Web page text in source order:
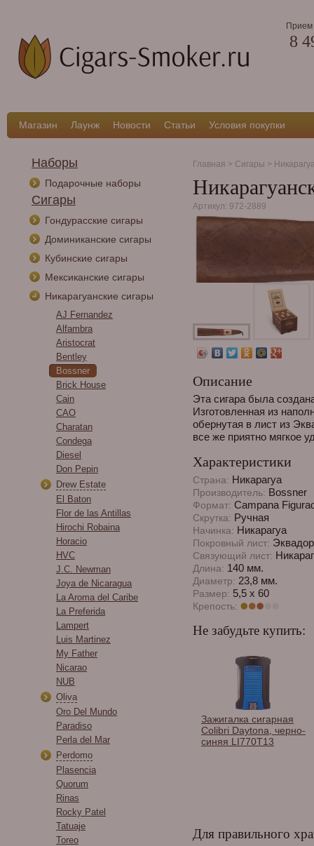
Прием
8
Магазин Лаунж Новости Статьи Условия покупки
Наборы
Подарочные наборы
Сигары
Гондурасские сигары
Доминиканские сигары
Кубинские сигары
Мексиканские сигары
Никарагуанские сигары
AJ Fernandez
Alfambra
Aristocrat
Bentley
Bossner
Brick House
Cain
CAO
Charatan
Condega
Diesel
Don Pepin
Drew Estate
El Baton
Flor de las Antillas
Hirochi Robaina
Horacio
HVC
J.C. Newman
Joya de Nicaragua
La Aroma del Caribe
La Preferida
Lampert
Luis Martinez
My Father
Nicarao
NUB
Oliva
Oro Del Mundo
Paradiso
Perla del Mar
Perdomo
Plasencia
Quorum
Rinas
Rocky Patel
Tatuaje
Toreo
Главная > Сигары >
Артикул: 972-2889
Описание
Эта сигара была
Изготовленная из
обернутая в лист из
все же приятно мягкое
Характеристики
Страна: Никарагуа
Производитель: Bossner
Формат: Campana
Скрутка: Ручная
Начинка: Никарагуа
Покровный лист: Эквадор
Связующий лист:
Длина: 140 мм.
Диаметр: 23,8 мм.
Размер: 5,5 x 60
Крепость:
Не забудьте купить:
Гильотина Aficionado
XEXCD RD Xotic Edge
Xceed V-Cut Red
Зажигалка сигарная
Colibri Daytona, черно-
синяя LI770T13
Для правильного